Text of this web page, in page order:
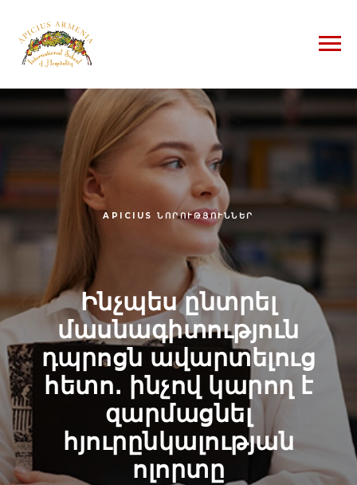
APICIUSՆՈՐՈՒԹՅՈՒՆՆԵՐ
Ինչպես ընտրել
մասնագիտություն
դպրոցն ավարտելուց
հետո․ ինչով կարող է
զարմացնել
հյուրընկալության
ոլորտը